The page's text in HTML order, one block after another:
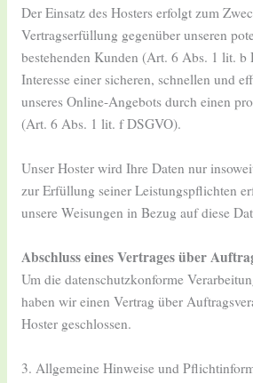
Der Einsatz des Hosters erfolgt zum
Vertragserfüllung gegenüber unseren
bestehenden Kunden (Art. 6 Abs. 1 lit. b
Interesse einer sicheren, schnellen und
unseres Online-Angebots durch einen
(Art. 6 Abs. 1 lit. f DSGVO).
Unser Hoster wird Ihre Daten nur
zur Erfüllung seiner Leistungspflichten
unsere Weisungen in Bezug auf diese
Abschluss eines Vertrages über
Um die datenschutzkonforme
haben wir einen Vertrag über
Hoster geschlossen.
3. Allgemeine Hinweise und